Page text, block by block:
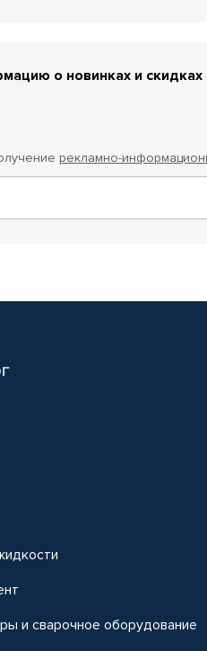
о новинках и
рекламно-
и сварочное оборудование